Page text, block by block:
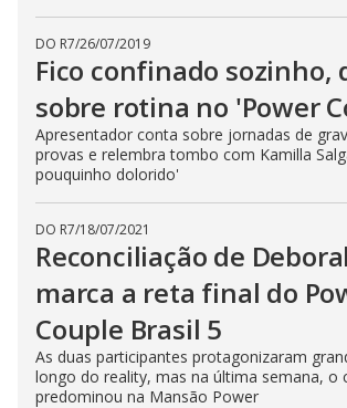
DO R7/26/07/2019
Fico confinado sozinho,
sobre rotina no 'Power
Apresentador conta sobre jornadas de
provas e relembra tombo com Kamilla
pouquinho dolorido'
DO R7/18/07/2021
Reconciliação de
marca a reta final do
Couple Brasil 5
As duas participantes protagonizaram
longo do reality, mas na última semana, o
predominou na Mansão Power